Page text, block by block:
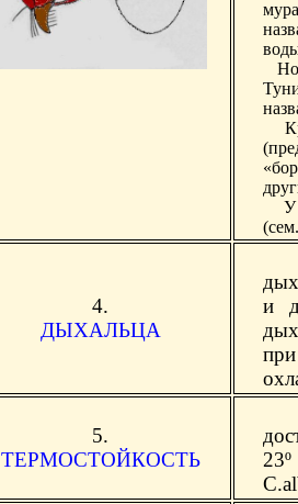
Но
У
4.
ДЫХАЛЬЦА
и
5.
ТЕРМОСТОЙКОСТЬ